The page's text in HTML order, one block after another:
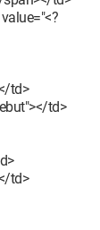
td>
td>
td>